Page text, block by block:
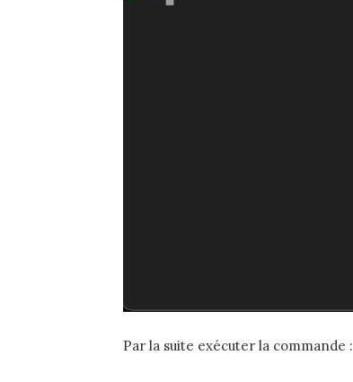
Par la suite exécuter la commande :